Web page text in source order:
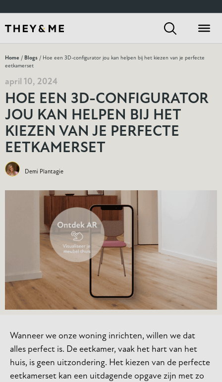
Home / Blogs / Hoe een 3D-configurator jou kan helpen bij het kiezen van je perfecte
eetkamerset
april 10, 2024
HOE EEN 3D-CONFIGURATOR
JOU KAN HELPEN BIJ HET
KIEZEN VAN JE PERFECTE
EETKAMERSET
Demi Plantagie
Wanneer we onze woning inrichten, willen we dat
alles perfect is. De eetkamer, vaak het hart van het
huis, is geen uitzondering. Het kiezen van de perfecte
eetkamerset kan een uitdagende opgave zijn met zo